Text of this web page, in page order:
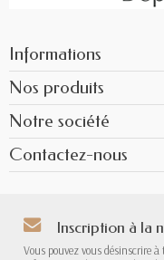
Informations
Nos produits
Notre société
Contactez-nous
Inscription à la
Vous pouvez vous désinscrire